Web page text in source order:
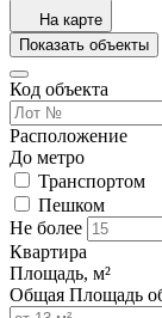
На карте
Показать объекты
Код объекта
Расположение
До метро
Транспортом
Пешком
Не более
Квартира
Площадь, м²
Общая Площадь